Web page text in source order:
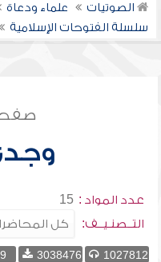
الصوتيات علماء ودعاة
سلسلة الفتوحات الإسلامية
عدد المواد : 15
التــصنـيــف:
1027812
3038476